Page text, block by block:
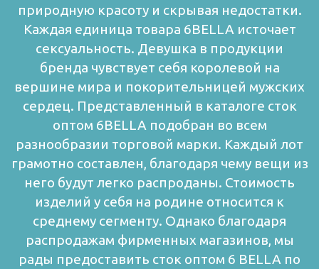
природную красоту и скрывая недостатки.
Каждая единица товара 6BELLA источает
сексуальность. Девушка в продукции
бренда чувствует себя королевой на
вершине мира и покорительницей мужских
сердец. Представленный в каталоге сток
оптом 6BELLA подобран во всем
разнообразии торговой марки. Каждый лот
грамотно составлен, благодаря чему вещи из
него будут легко распроданы. Стоимость
изделий у себя на родине относится к
среднему сегменту. Однако благодаря
распродажам фирменных магазинов, мы
рады предоставить сток оптом 6 BELLA по